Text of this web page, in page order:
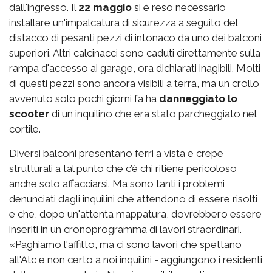
dall'ingresso. Il 22 maggio si è reso necessario
installare un'impalcatura di sicurezza a seguito del
distacco di pesanti pezzi di intonaco da uno dei balconi
superiori. Altri calcinacci sono caduti direttamente sulla
rampa d'accesso ai garage, ora dichiarati inagibili. Molti
di questi pezzi sono ancora visibili a terra, ma un crollo
avvenuto solo pochi giorni fa ha danneggiato lo
scooter di un inquilino che era stato parcheggiato nel
cortile.
Diversi balconi presentano ferri a vista e crepe
strutturali a tal punto che c’è chi ritiene pericoloso
anche solo affacciarsi. Ma sono tanti i problemi
denunciati dagli inquilini che attendono di essere risolti
e che, dopo un'attenta mappatura, dovrebbero essere
inseriti in un cronoprogramma di lavori straordinari.
«Paghiamo l'affitto, ma ci sono lavori che spettano
all'Atc e non certo a noi inquilini - aggiungono i residenti